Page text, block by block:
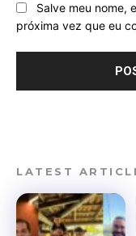
Salve meu nome,
próxima vez que eu
LATEST